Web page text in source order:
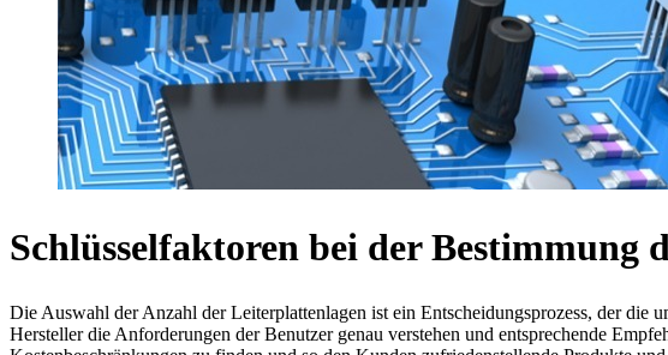
Schlüsselfaktoren bei der Bestimmung
Die Auswahl der Anzahl der Leiterplattenlagen ist ein Entscheidungsprozess, der die
Hersteller die Anforderungen der Benutzer genau verstehen und entsprechende